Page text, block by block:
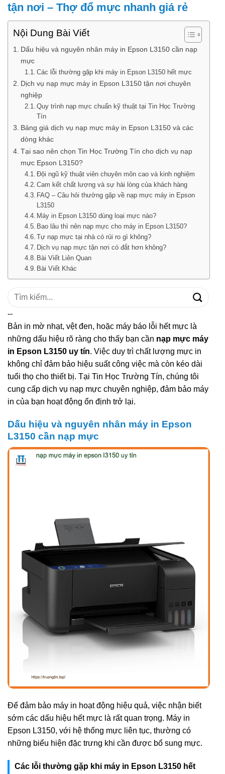
tận nơi – Thợ đổ mực nhanh giá rẻ
Nội Dung Bài Viết
Dấu hiệu và nguyên nhân máy in Epson L3150 cần nạp
mực
Các lỗi thường gặp khi máy in Epson L3150 hết mực
Dịch vụ nạp mực máy in Epson L3150 tận nơi chuyên
nghiệp
Quy trình nạp mực chuẩn kỹ thuật tại Tin Học Trường
Tín
Bảng giá dịch vụ nạp mực máy in Epson L3150 và các
dòng khác
Tại sao nên chọn Tin Học Trường Tín cho dịch vụ nạp
mực Epson L3150?
Đội ngũ kỹ thuật viên chuyên môn cao và kinh nghiệm
Cam kết chất lượng và sự hài lòng của khách hàng
FAQ – Câu hỏi thường gặp về nạp mực máy in Epson
L3150
Máy in Epson L3150 dùng loại mực nào?
Bao lâu thì nên nạp mực cho máy in Epson L3150?
Tự nạp mực tại nhà có rủi ro gì không?
Dịch vụ nạp mực tận nơi có đắt hơn không?
Bài Viết Liên Quan
Bài Viết Khác
Tìm
--
Bản in mờ nhạt, vệt đen, hoặc máy báo lỗi hết mực là
những dấu hiệu rõ ràng cho thấy bạn cần nạp mực máy
in Epson L3150 uy tín. Việc duy trì chất lượng mực in
không chỉ đảm bảo hiệu suất công việc mà còn kéo dài
tuổi thọ cho thiết bị. Tại Tin Học Trường Tín, chúng tôi
cung cấp dịch vụ nạp mực chuyên nghiệp, đảm bảo máy
in của bạn hoạt động ổn định trở lại.
Dấu hiệu và nguyên nhân máy in Epson
L3150 cần nạp mực
Để đảm bảo máy in hoạt động hiệu quả, việc nhận biết
sớm các dấu hiệu hết mực là rất quan trọng. Máy in
Epson L3150, với hệ thống mực liên tục, thường có
những biểu hiện đặc trưng khi cần được bổ sung mực.
Các lỗi thường gặp khi máy in Epson L3150 hết